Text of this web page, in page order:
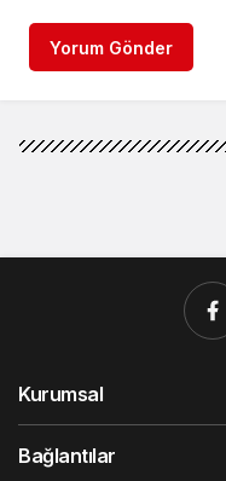
Yorum Gönder
Kurumsal
Bağlantılar